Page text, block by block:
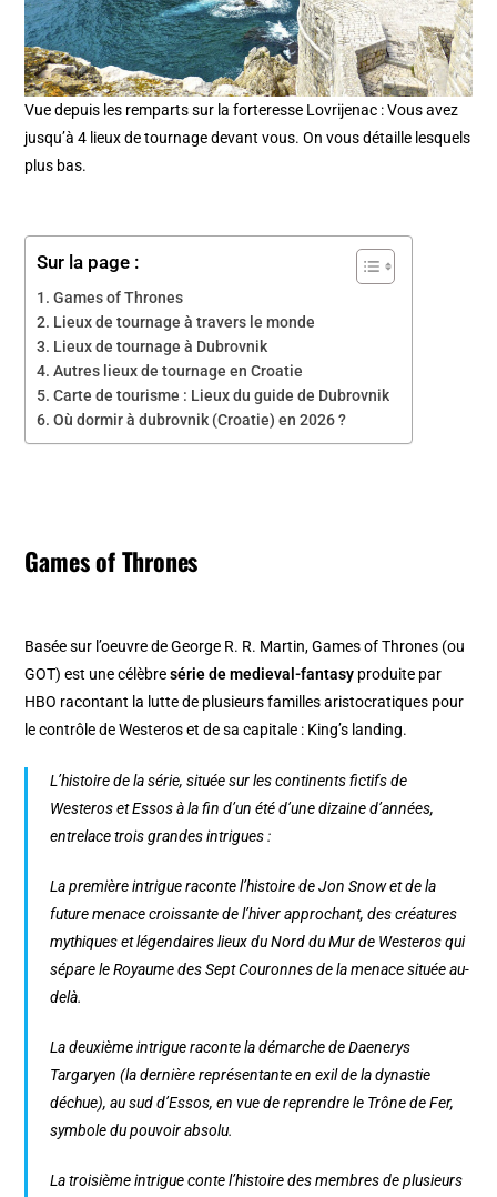
Vue depuis les remparts sur la forteresse Lovrijenac : Vous avez
jusqu’à 4 lieux de tournage devant vous. On vous détaille lesquels
plus bas.
Sur la page :
Games of Thrones
Lieux de tournage à travers le monde
Lieux de tournage à Dubrovnik
Autres lieux de tournage en Croatie
Carte de tourisme : Lieux du guide de Dubrovnik
Où dormir à dubrovnik (Croatie) en 2026 ?
Games of Thrones
Basée sur l’oeuvre de George R. R. Martin, Games of Thrones (ou
GOT) est une célèbresérie de medieval-fantasy produite par
HBO racontant la lutte de plusieurs familles aristocratiques pour
le contrôle de Westeros et de sa capitale : King’s landing.
L’histoire de la série, située sur les continents fictifs de
Westeros et Essos à la fin d’un été d’une dizaine d’années,
entrelace trois grandes intrigues :
La première intrigue raconte l’histoire de Jon Snow et de la
future menace croissante de l’hiver approchant, des créatures
mythiques et légendaires lieux du Nord du Mur de Westeros qui
sépare le Royaume des Sept Couronnes de la menace située au-
delà.
La deuxième intrigue raconte la démarche de Daenerys
Targaryen (la dernière représentante en exil de la dynastie
déchue), au sud d’Essos, en vue de reprendre le Trône de Fer,
symbole du pouvoir absolu.
La troisième intrigue conte l’histoire des membres de plusieurs